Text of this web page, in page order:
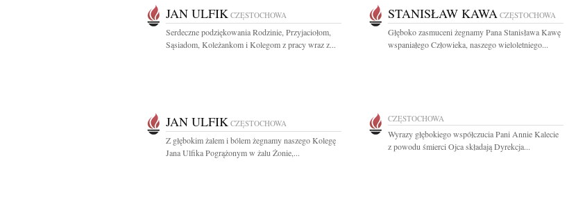
JAN ULFIK CZĘSTOCHOWA
Serdeczne podziękowania Rodzinie, Przyjaciołom,
Sąsiadom, Koleżankom i Kolegom z pracy wraz z...
STANISŁAW KAWA CZĘSTOCHOWA
Głęboko zasmuceni żegnamy Pana Stanisława Kawę
wspaniałego Człowieka, naszego wieloletniego...
JAN ULFIK CZĘSTOCHOWA
Z głębokim żalem i bólem żegnamy naszego Kolegę
Jana Ulfika Pogrążonym w żalu Żonie,...
CZĘSTOCHOWA
Wyrazy głębokiego współczucia Pani Annie Kalecie
z powodu śmierci Ojca składają Dyrekcja...